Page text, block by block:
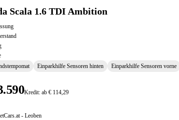
Scala 1.6 TDI Ambition
Einparkhilfe Sensoren hinten Einparkhilfe Sensoren vorne
Kredit: ab € 114,29
- Leoben